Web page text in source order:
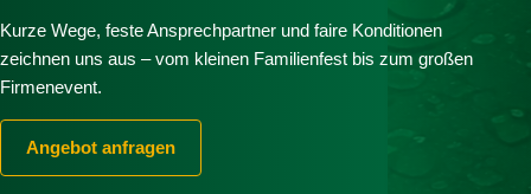
Kurze Wege, feste Ansprechpartner und faire Konditionen
zeichnen uns aus – vom kleinen Familienfest bis zum großen
Firmenevent.
Angebot anfragen